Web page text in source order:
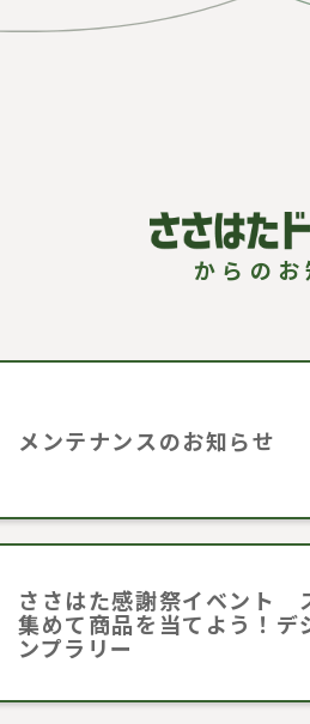
メンテナンスのお知らせ
ささはた感謝祭イベント
集めて商品を当てよう！デ
ンプラリー